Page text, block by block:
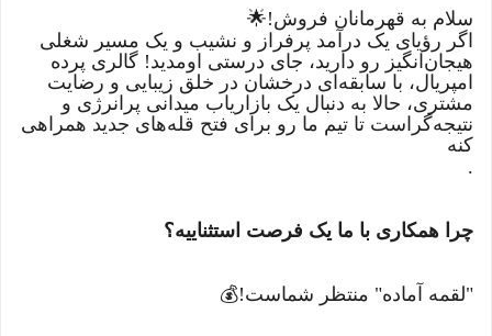
سلام به قهرمانان فروش!🌟
اگر رؤیای یک درآمد پرفراز و نشیب و یک مسیر شغلی
هیجان‌انگیز رو دارید، جای درستی اومدید! گالری پرده
امپریال، با سابقه‌ای درخشان در خلق زیبایی و رضایت
مشتری، حالا به دنبال یک بازاریاب میدانی پرانرژی و
نتیجه‌گراست تا تیم ما رو برای فتح قله‌های جدید همراهی
کنه
.
چرا همکاری با ما یک فرصت استثناییه؟
"لقمه آماده" منتظر شماست!
💰